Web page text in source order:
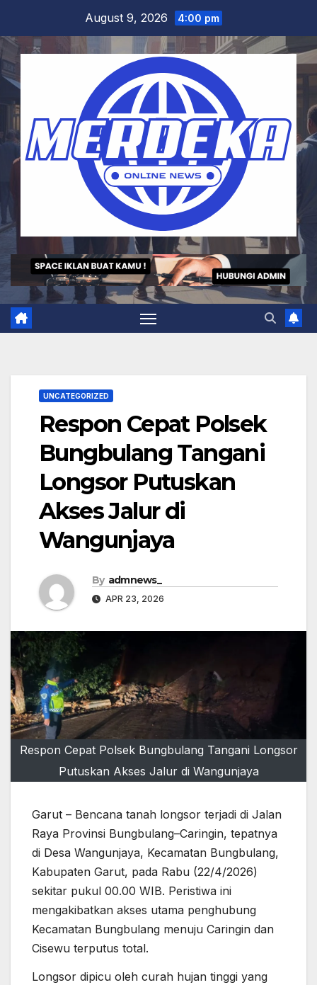
content
August 9, 2026 4:00 pm
UNCATEGORIZED
Respon Cepat Polsek
Bungbulang Tangani
Longsor Putuskan
Akses Jalur di
Wangunjaya
By admnews_
APR 23, 2026
Respon Cepat Polsek Bungbulang Tangani Longsor
Putuskan Akses Jalur di Wangunjaya
Garut – Bencana tanah longsor terjadi di Jalan
Raya Provinsi Bungbulang–Caringin, tepatnya
di Desa Wangunjaya, Kecamatan Bungbulang,
Kabupaten Garut, pada Rabu (22/4/2026)
sekitar pukul 00.00 WIB. Peristiwa ini
mengakibatkan akses utama penghubung
Kecamatan Bungbulang menuju Caringin dan
Cisewu terputus total.
Longsor dipicu oleh curah hujan tinggi yang